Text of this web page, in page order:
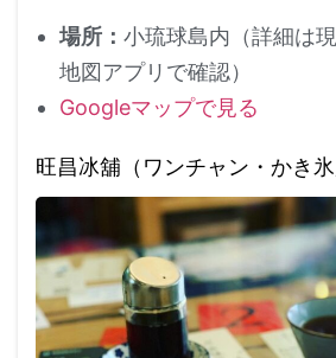
場所： 小琉球島内（詳細は
地図アプリで確認）
Googleマップで見る
旺昌冰舖（ワンチャン・かき氷